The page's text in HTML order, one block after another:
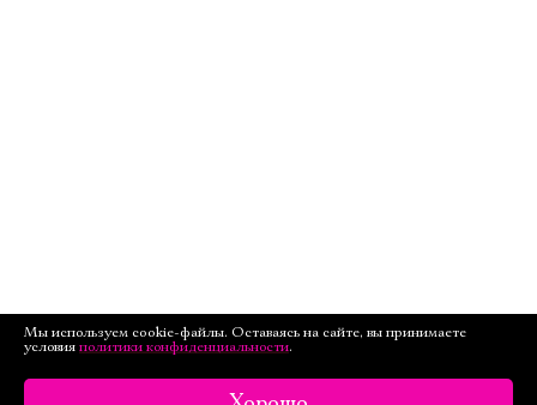
Мы используем cookie-файлы. Оставаясь на сайте, вы принимаете
условия политики конфиденциальности.